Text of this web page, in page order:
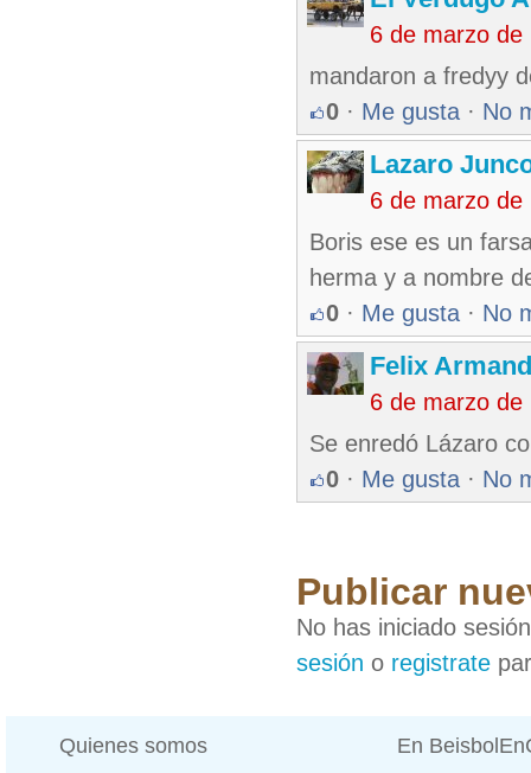
6 de marzo de
mandaron a fredyy
0 · Me gusta · No
Lazaro
6 de marzo de
Boris ese es un
herma y a nombre
0 · Me gusta · No
Felix
6 de marzo de
Se enredó Lázaro
0 · Me gusta · No
Publicar
No has iniciado
sesión o registrate
Quienes somos En